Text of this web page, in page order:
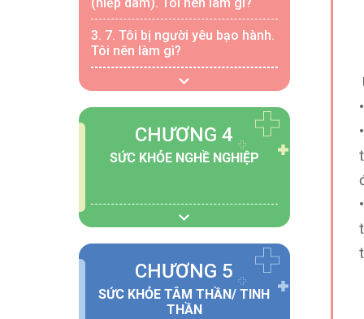
3. 7. Tôi bị người yêu bạo hành.
Tôi nên làm gì?
CHƯƠNG 4
SỨC KHỎE NGHỀ NGHIỆP
CHƯƠNG 5
SỨC KHỎE TÂM THẦN/ TINH
THẦN